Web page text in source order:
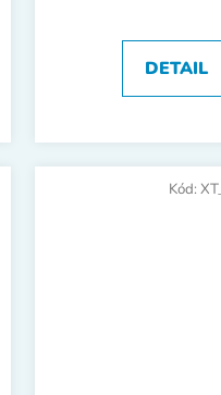
DETAIL
Kód: